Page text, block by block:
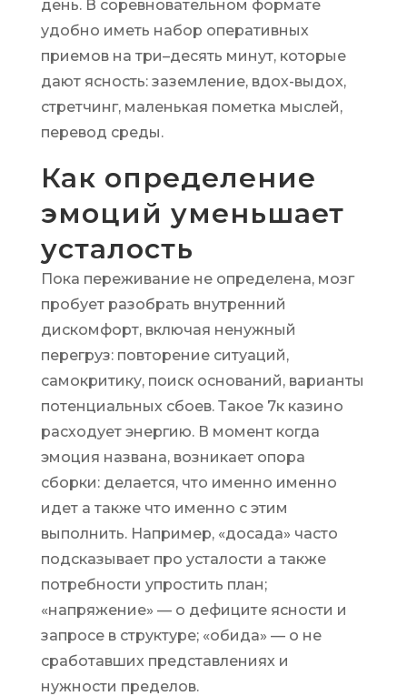
день. В соревновательном формате
удобно иметь набор оперативных
приемов на три–десять минут, которые
дают ясность: заземление, вдох-выдох,
стретчинг, маленькая пометка мыслей,
перевод среды.
Как определение
эмоций уменьшает
усталость
Пока переживание не определена, мозг
пробует разобрать внутренний
дискомфорт, включая ненужный
перегруз: повторение ситуаций,
самокритику, поиск оснований, варианты
потенциальных сбоев. Такое 7к казино
расходует энергию. В момент когда
эмоция названа, возникает опора
сборки: делается, что именно именно
идет а также что именно с этим
выполнить. Например, «досада» часто
подсказывает про усталости а также
потребности упростить план;
«напряжение» — о дефиците ясности и
запросе в структуре; «обида» — о не
сработавших представлениях и
нужности пределов.